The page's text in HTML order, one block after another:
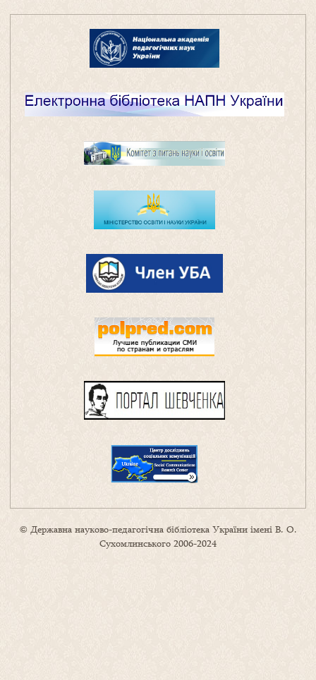
© Державна науково-педагогічна бібліотека України імені В. О.
Сухомлинського 2006-2024